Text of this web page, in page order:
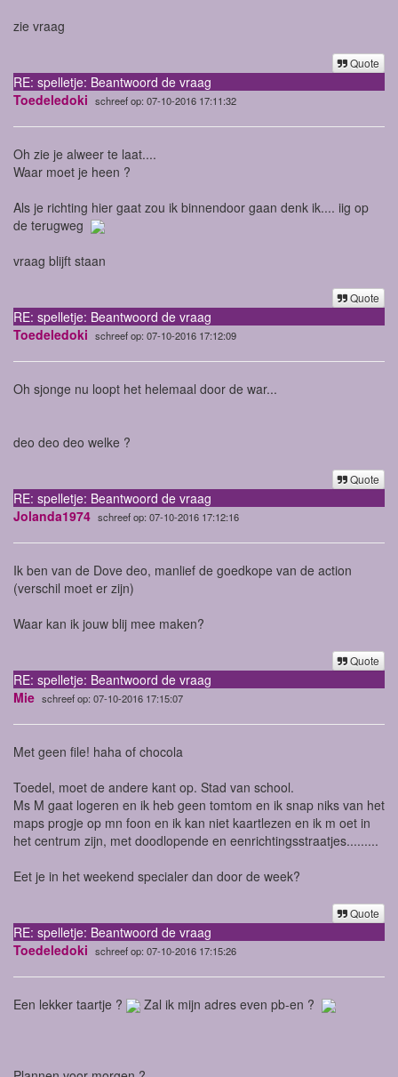
zie vraag
Quote
RE: spelletje: Beantwoord de vraag
Toedeledoki schreef op: 07-10-2016 17:11:32
Oh zie je alweer te laat....
Waar moet je heen ?
Als je richting hier gaat zou ik binnendoor gaan denk ik.... iig op
de terugweg
vraag blijft staan
Quote
RE: spelletje: Beantwoord de vraag
Toedeledoki schreef op: 07-10-2016 17:12:09
Oh sjonge nu loopt het helemaal door de war...
deo deo deo welke ?
Quote
RE: spelletje: Beantwoord de vraag
Jolanda1974 schreef op: 07-10-2016 17:12:16
Ik ben van de Dove deo, manlief de goedkope van de action
(verschil moet er zijn)
Waar kan ik jouw blij mee maken?
Quote
RE: spelletje: Beantwoord de vraag
Mie schreef op: 07-10-2016 17:15:07
Met geen file! haha of chocola
Toedel, moet de andere kant op. Stad van school.
Ms M gaat logeren en ik heb geen tomtom en ik snap niks van het
maps progje op mn foon en ik kan niet kaartlezen en ik m oet in
het centrum zijn, met doodlopende en eenrichtingsstraatjes.........
Eet je in het weekend specialer dan door de week?
Quote
RE: spelletje: Beantwoord de vraag
Toedeledoki schreef op: 07-10-2016 17:15:26
Een lekker taartje ? Zal ik mijn adres even pb-en ?